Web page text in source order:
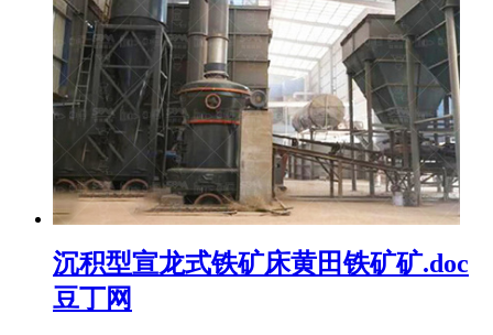
沉积型宣龙式铁矿床黄田铁矿矿.doc
豆丁网